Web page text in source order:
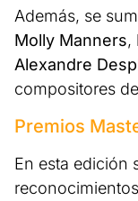
Además, se
Molly Manners,
Alexandre
compositores
Premios
En esta edición
reconocimientos